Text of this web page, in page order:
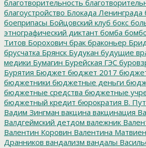
благотворительность
благоустройство Блокада Ленинграда
боеприпасы Бойцовский клуб бокс
этнографический диктант бомба
Титов Борохович брак браконьер
брусчатка Брянск Будукан будущие
медики Бумагин Бурейская ГЭС
Бурятия Бюджет бюджет 2017
бюджетники бюджетные деньги
бюджетные средства бюджетные
бюджетный кредит бюрократия В.
Вадим Зингман вакцина вакцинация
Валдгеймский детдом валежник
Валентин Коровин Валентина
Дранников вандализм вандалы